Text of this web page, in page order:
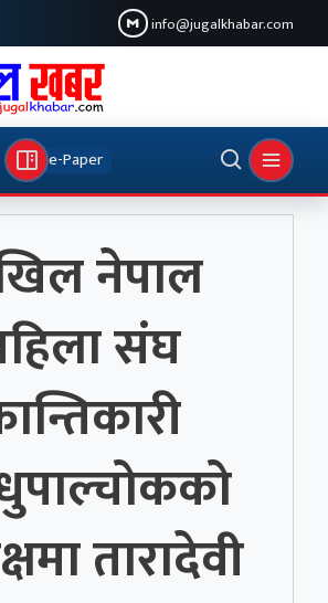
info@jugalkhabar.com
e-Paper
नेपाल
संघ
तारादेवी